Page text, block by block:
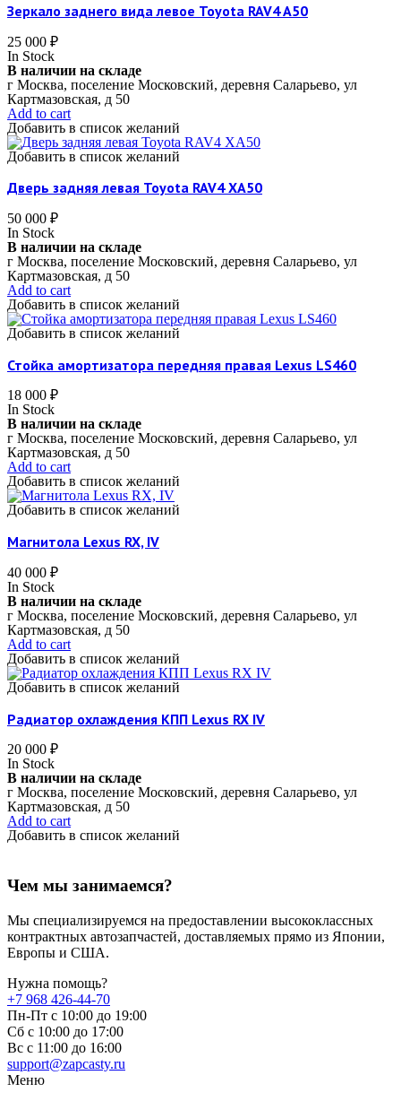
Зеркало заднего вида левое Toyota RAV4 A50
25 000 ₽
In Stock
В наличии на складе
г Москва, поселение Московский, деревня Саларьево, ул
Картмазовская, д 50
Add to cart
Добавить в список желаний
Добавить в список желаний
Дверь задняя левая Toyota RAV4 XA50
50 000 ₽
In Stock
В наличии на складе
г Москва, поселение Московский, деревня Саларьево, ул
Картмазовская, д 50
Add to cart
Добавить в список желаний
Добавить в список желаний
Стойка амортизатора передняя правая Lexus LS460
18 000 ₽
In Stock
В наличии на складе
г Москва, поселение Московский, деревня Саларьево, ул
Картмазовская, д 50
Add to cart
Добавить в список желаний
Добавить в список желаний
Магнитола Lexus RX, IV
40 000 ₽
In Stock
В наличии на складе
г Москва, поселение Московский, деревня Саларьево, ул
Картмазовская, д 50
Add to cart
Добавить в список желаний
Добавить в список желаний
Радиатор охлаждения КПП Lexus RX IV
20 000 ₽
In Stock
В наличии на складе
г Москва, поселение Московский, деревня Саларьево, ул
Картмазовская, д 50
Add to cart
Добавить в список желаний
Чем мы занимаемся?
Мы специализируемся на предоставлении высококлассных
контрактных автозапчастей, доставляемых прямо из Японии,
Европы и США.
Нужна помощь?
+7 968 426-44-70
Пн-Пт с 10:00 до 19:00
Сб с 10:00 до 17:00
Вс c 11:00 до 16:00
support@zapcasty.ru
Меню